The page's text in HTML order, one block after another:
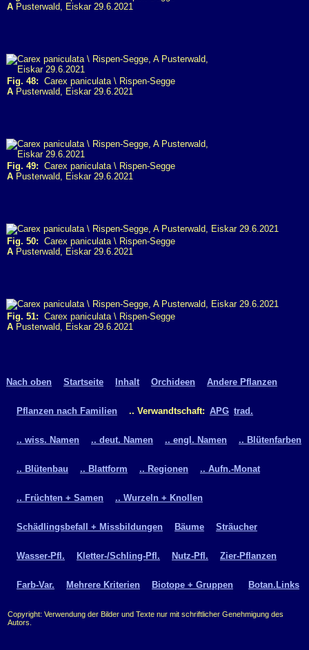
A Pusterwald, Eiskar 29.6.2021
Fig. 48: Carex paniculata \ Rispen-Segge
A Pusterwald, Eiskar 29.6.2021
Fig. 49: Carex paniculata \ Rispen-Segge
A Pusterwald, Eiskar 29.6.2021
Fig. 50: Carex paniculata \ Rispen-Segge
A Pusterwald, Eiskar 29.6.2021
Fig. 51: Carex paniculata \ Rispen-Segge
A Pusterwald, Eiskar 29.6.2021
Nach oben Startseite Inhalt Orchideen Andere Pflanzen
Pflanzen nach Familien .. Verwandtschaft: APG trad.
.. wiss. Namen .. deut. Namen .. engl. Namen .. Blütenfarben
.. Blütenbau .. Blattform .. Regionen .. Aufn.-Monat
.. Früchten + Samen .. Wurzeln + Knollen
Schädlingsbefall + Missbildungen Bäume Sträucher
Wasser-Pfl. Kletter-/Schling-Pfl. Nutz-Pfl. Zier-Pflanzen
Farb-Var. Mehrere Kriterien Biotope + Gruppen Botan.Links
Copyright: Verwendung der Bilder und Texte nur mit schriftlicher Genehmigung des
Autors.